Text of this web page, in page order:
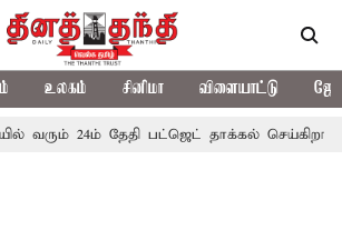
உலகம் சினிமா விளையாட்டு
தேதி பட்ஜெட் தாக்கல் செய்கிறார் முதல்-